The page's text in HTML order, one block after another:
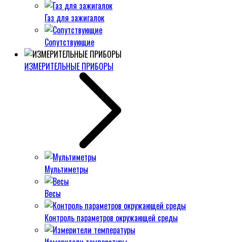
Газ для зажигалок
Сопутствующие
ИЗМЕРИТЕЛЬНЫЕ ПРИБОРЫ
Мультиметры
Весы
Контроль параметров окружающей среды